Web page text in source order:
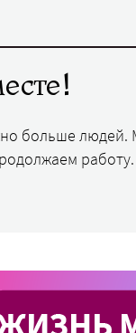
больше людей.